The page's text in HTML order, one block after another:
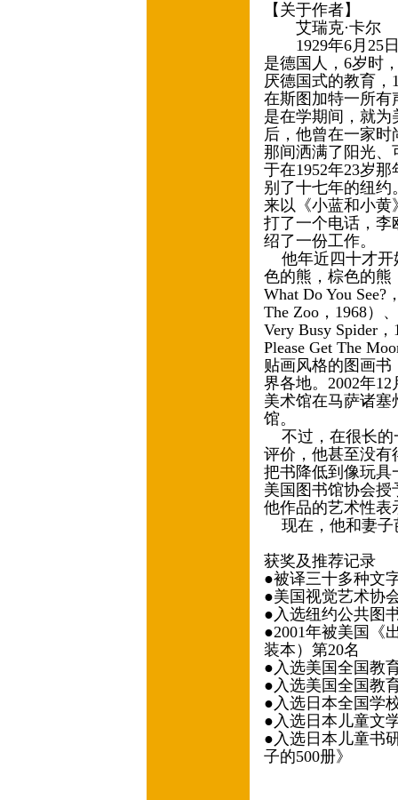
【关于作者】
艾瑞克·卡尔
1929年6月25日
是德国人，6岁时
厌德国式的教育，
在斯图加特一所有
是在学期间，就
后，他曾在一家
那间洒满了阳光、
于在1952年23岁
别了十七年的纽
来以《小蓝和小黄
打了一个电话，李
绍了一份工作。
他年近四十才开
色的熊，棕色的熊
What Do You
The Zoo，1968）
Very Busy Spider
Please Get The
贴画风格的图画
界各地。2002年
美术馆在马萨诸
馆。
不过，在很长的
评价，他甚至没有
把书降低到像玩具
美国图书馆协会授
他作品的艺术性
现在，他和妻子
获奖及推荐记录
●被译三十多种文
●美国视觉艺术协
●入选纽约公共图
●2001年被美国《
装本）第20名
●入选美国全国教
●入选美国全国教
●入选日本全国学
●入选日本儿童文
●入选日本儿童书
子的500册》